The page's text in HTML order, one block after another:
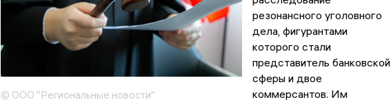
© ООО "Региональные новости"
резонансного уголовного
дела, фигурантами
которого стали
представитель банковской
сферы и двое
коммерсантов. Им